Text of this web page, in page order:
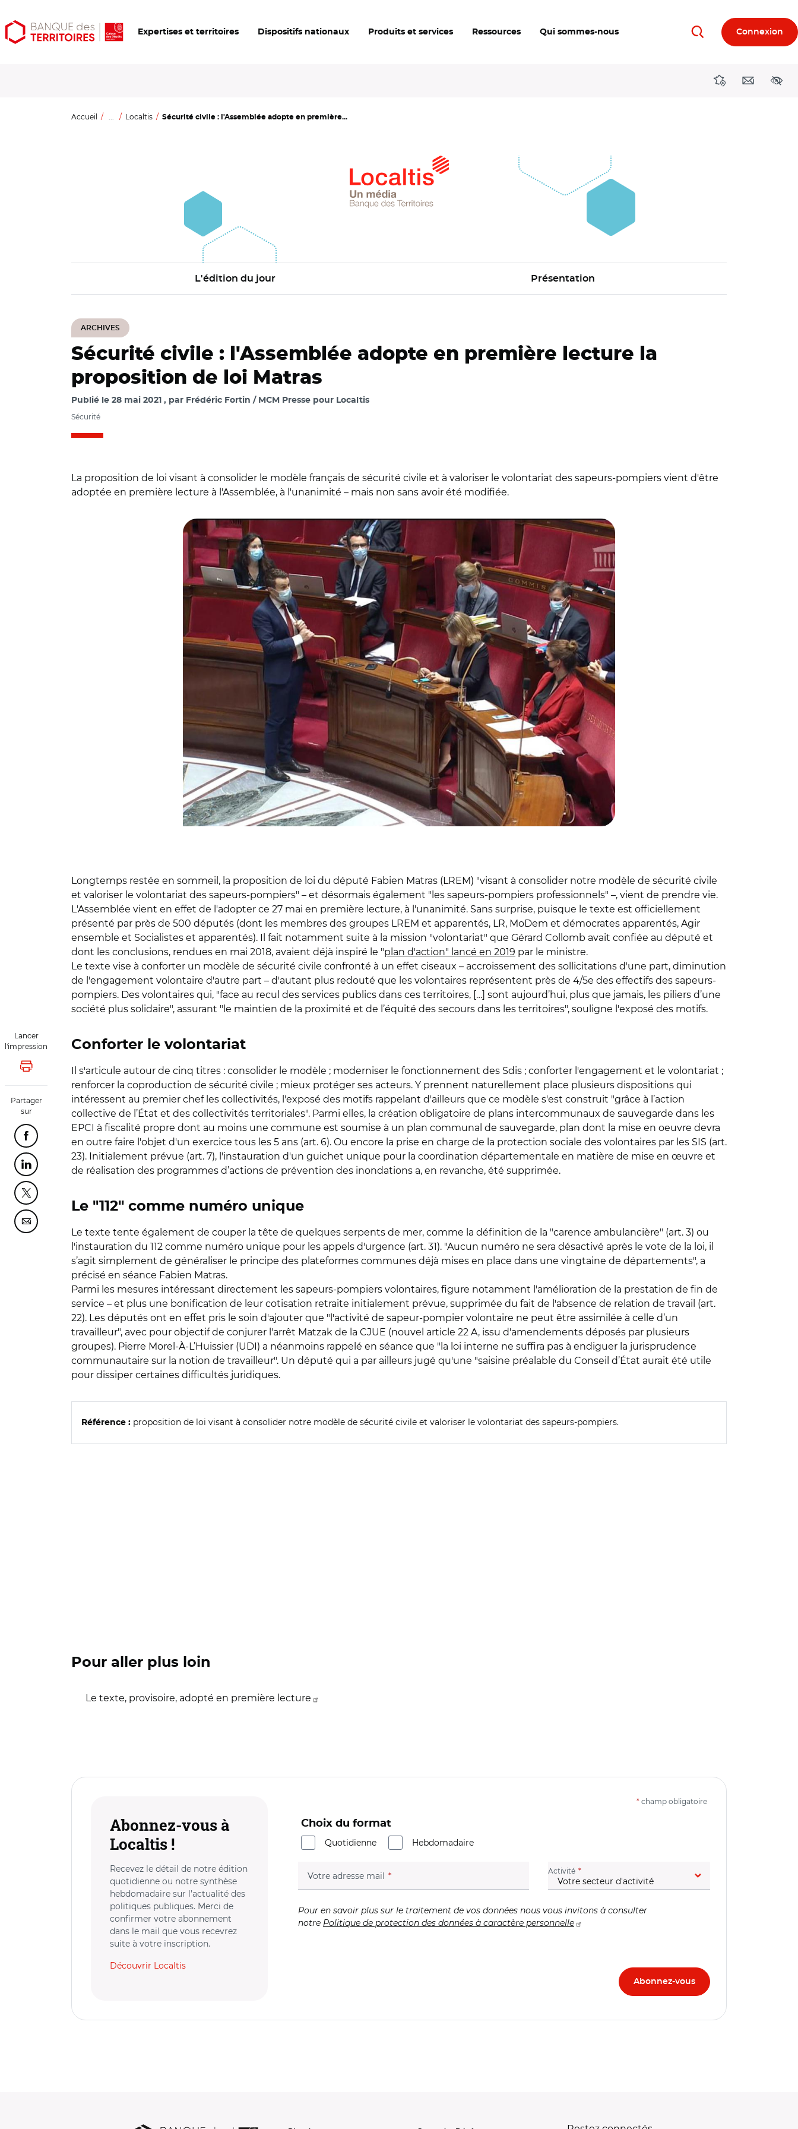
Aller
au
Aller
au
Ouvrir
les
Expertises et territoires Dispositifs nationaux Produits et services Ressources Qui sommes-nous RechercherConnexion
DirectionsContact
Accueil ... Localtis Sécurité civile : l'Assemblée adopte en première...
L'édition du jour Présentation
ARCHIVES
Lancer
l'impression
Lancer l'impression
Partager
sur
Partager cette page sur Facebook
Partager cette page sur Linkedin
Partager cette page sur Twitter
Partager cette page sur Courriel
Sécurité civile : l'Assemblée adopte en première lecture la
proposition de loi Matras
Publié le 28 mai 2021 par Frédéric Fortin / MCM Presse pour Localtis
Sécurité
La proposition de loi visant à consolider le modèle français de sécurité civile et à valoriser le volontariat des sapeurs-pompiers vient d'être
adoptée en première lecture à l'Assemblée, à l'unanimité – mais non sans avoir été modifiée.
Longtemps restée en sommeil, la proposition de loi du député Fabien Matras (LREM) "visant à consolider notre modèle de sécurité civile
et valoriser le volontariat des sapeurs-pompiers" – et désormais également "les sapeurs-pompiers professionnels" –, vient de prendre vie.
L'Assemblée vient en effet de l'adopter ce 27 mai en première lecture, à l'unanimité. Sans surprise, puisque le texte est officiellement
présenté par près de 500 députés (dont les membres des groupes LREM et apparentés, LR, MoDem et démocrates apparentés, Agir
ensemble et Socialistes et apparentés). Il fait notamment suite à la mission "volontariat" que Gérard Collomb avait confiée au député et
dont les conclusions, rendues en mai 2018, avaient déjà inspiré le "plan d'action" lancé en 2019 par le ministre.
Le texte vise à conforter un modèle de sécurité civile confronté à un effet ciseaux – accroissement des sollicitations d'une part, diminution
de l'engagement volontaire d'autre part – d'autant plus redouté que les volontaires représentent près de 4/5e des effectifs des sapeurs-
pompiers. Des volontaires qui, "face au recul des services publics dans ces territoires, […] sont aujourd’hui, plus que jamais, les piliers d’une
société plus solidaire", assurant "le maintien de la proximité et de l’équité des secours dans les territoires", souligne l'exposé des motifs.
Conforter le volontariat
Il s'articule autour de cinq titres : consolider le modèle ; moderniser le fonctionnement des Sdis ; conforter l'engagement et le volontariat ;
renforcer la coproduction de sécurité civile ; mieux protéger ses acteurs. Y prennent naturellement place plusieurs dispositions qui
intéressent au premier chef les collectivités, l'exposé des motifs rappelant d'ailleurs que ce modèle s'est construit "grâce à l’action
collective de l’État et des collectivités territoriales". Parmi elles, la création obligatoire de plans intercommunaux de sauvegarde dans les
EPCI à fiscalité propre dont au moins une commune est soumise à un plan communal de sauvegarde, plan dont la mise en oeuvre devra
en outre faire l'objet d'un exercice tous les 5 ans (art. 6). Ou encore la prise en charge de la protection sociale des volontaires par les SIS (art.
23). Initialement prévue (art. 7), l'instauration d'un guichet unique pour la coordination départementale en matière de mise en œuvre et
de réalisation des programmes d’actions de prévention des inondations a, en revanche, été supprimée.
Le "112" comme numéro unique
Le texte tente également de couper la tête de quelques serpents de mer, comme la définition de la "carence ambulancière" (art. 3) ou
l'instauration du 112 comme numéro unique pour les appels d'urgence (art. 31). "Aucun numéro ne sera désactivé après le vote de la loi, il
s’agit simplement de généraliser le principe des plateformes communes déjà mises en place dans une vingtaine de départements", a
précisé en séance Fabien Matras.
Parmi les mesures intéressant directement les sapeurs-pompiers volontaires, figure notamment l'amélioration de la prestation de fin de
service – et plus une bonification de leur cotisation retraite initialement prévue, supprimée du fait de l'absence de relation de travail (art.
22). Les députés ont en effet pris le soin d'ajouter que "l'activité de sapeur-pompier volontaire ne peut être assimilée à celle d’un
travailleur", avec pour objectif de conjurer l'arrêt Matzak de la CJUE (nouvel article 22 A, issu d'amendements déposés par plusieurs
groupes). Pierre Morel-À-L’Huissier (UDI) a néanmoins rappelé en séance que "la loi interne ne suffira pas à endiguer la jurisprudence
communautaire sur la notion de travailleur". Un député qui a par ailleurs jugé qu'une "saisine préalable du Conseil d’État aurait été utile
pour dissiper certaines difficultés juridiques.
Référence : proposition de loi visant à consolider notre modèle de sécurité civile et valoriser le volontariat des sapeurs-pompiers.
Pour aller plus loin
Le texte, provisoire, adopté en première lecture
Abonnez-vous à
Localtis !
Recevez le détail de notre édition
quotidienne ou notre synthèse
hebdomadaire sur l’actualité des
politiques publiques. Merci de
confirmer votre abonnement
dans le mail que vous recevrez
suite à votre inscription.
Découvrir Localtis
* champ obligatoire
Choix du format
Quotidienne
Hebdomadaire
Votre adresse mail (champ obligatoire) Activité (champ obligatoire)
Pour en savoir plus sur le traitement de vos données nous vous invitons à consulter
notre Politique de protection des données à caractère personnelle